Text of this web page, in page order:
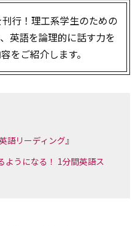
行！理工系学生のための
英語を論理的に話す力を
をご紹介します。
語リーディング』
ようになる！ 1分間英語ス